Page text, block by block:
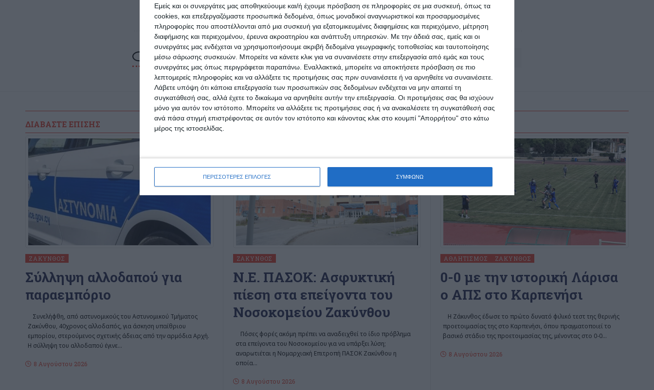
Εμείς και οι συνεργάτες μας αποθηκεύουμε και/ή έχουμε πρόσβαση σε πληροφορίες σε μια συσκευή, όπως τα
cookies, και επεξεργαζόμαστε προσωπικά δεδομένα, όπως μοναδικοί αναγνωριστικοί και προσαρμοσμένες
πληροφορίες που αποστέλλονται από μια συσκευή για εξατομικευμένες διαφημίσεις και περιεχόμενο, μέτρηση
διαφήμισης και περιεχομένου, έρευνα ακροατηρίου και ανάπτυξη υπηρεσιών. Με την άδειά σας, εμείς και οι
συνεργάτες μας ενδέχεται να χρησιμοποιήσουμε ακριβή δεδομένα γεωγραφικής τοποθεσίας και ταυτοποίησης
μέσω σάρωσης συσκευών. Μπορείτε να κάνετε κλικ για να συναινέσετε στην επεξεργασία από εμάς και τους
συνεργάτες μας όπως περιγράφεται παραπάνω. Εναλλακτικά, μπορείτε να αποκτήσετε πρόσβαση σε πιο
λεπτομερείς πληροφορίες και να αλλάξετε τις προτιμήσεις σας πριν συναινέσετε ή να αρνηθείτε να συναινέσετε.
Λάβετε υπόψη ότι κάποια επεξεργασία των προσωπικών σας δεδομένων ενδέχεται να μην απαιτεί τη
συγκατάθεσή σας, αλλά έχετε το δικαίωμα να αρνηθείτε αυτήν την επεξεργασία. Οι προτιμήσεις σας θα ισχύουν
μόνο για αυτόν τον ιστότοπο. Μπορείτε να αλλάξετε τις προτιμήσεις σας ή να ανακαλέσετε τη συγκατάθεσή σας
ανά πάσα στιγμή επιστρέφοντας σε αυτόν τον ιστότοπο και κάνοντας κλικ στο κουμπί "Απορρήτου" στο κάτω
μέρος της ιστοσελίδας.
ΠΕΡΙΣΣΟΤΕΡΕΣ ΕΠΙΛΟΓΕΣ ΣΥΜΦΩΝΩ
Αφήστε ένα σχόλιο
ΔΙΑΒΆΣΤΕ ΕΠΊΣΗΣ
ΖΆΚΥΝΘΟΣ
Σύλληψη αλλοδαπού για
παραεμπόριο
Συνελήφθη, από αστυνομικούς του Αστυνομικού Τμήματος
Ζακύνθου, 40χρονος αλλοδαπός, για άσκηση υπαίθριου
εμπορίου, στερούμενος σχετικής άδειας από την αρμόδια Αρχή.
Η σύλληψη του αλλοδαπού έγινε…
8 Αυγούστου 2026
ΖΆΚΥΝΘΟΣ
Ν.Ε. ΠΑΣΟΚ: Ασφυκτική
πίεση στα επείγοντα του
Νοσοκομείου Ζακύνθου
Πόσες φορές ακόμη πρέπει να αναδειχθεί το ίδιο πρόβλημα
στα επείγοντα του Νοσοκομείου για να υπάρξει λύση;
αναρωτιέται η Νομαρχιακή Επιτροπή ΠΑΣΟΚ Ζακύνθου η
οποία…
8 Αυγούστου 2026
ΑΘΛΗΤΙΣΜΌΣ ΖΆΚΥΝΘΟΣ
0-0 με την ιστορική Λάρισα
ο ΑΠΣ στο Καρπενήσι
Η Ζάκυνθος έδωσε το πρώτο δυνατό φιλικό τεστ της θερινής
προετοιμασίας της στο Καρπενήσι, όπου πραγματοποιεί το
βασικό στάδιο της προετοιμασίας της, μένοντας στο 0-0…
8 Αυγούστου 2026